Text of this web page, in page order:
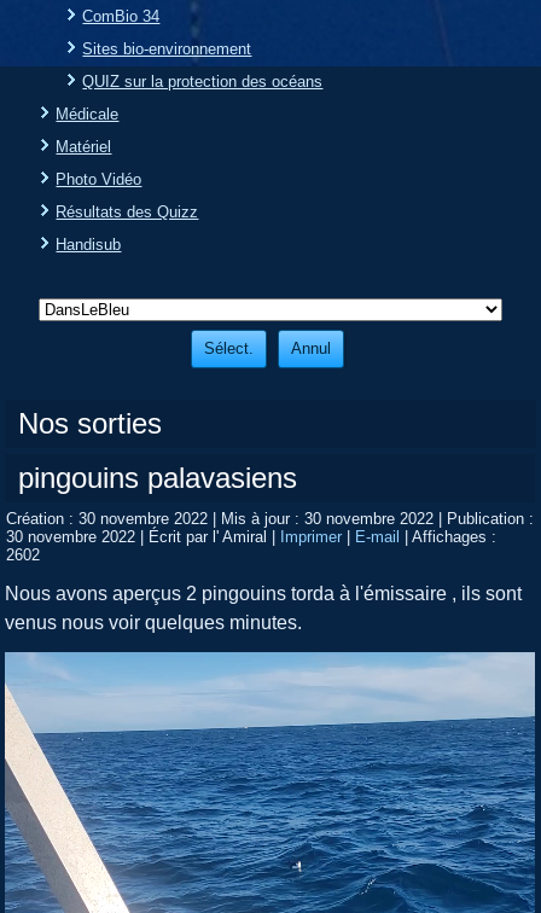
ComBio 34
Sites bio-environnement
QUIZ sur la protection des océans
Médicale
Matériel
Photo Vidéo
Résultats des Quizz
Handisub
Nos sorties
pingouins palavasiens
Création : 30 novembre 2022 | Mis à jour : 30 novembre 2022 | Publication :
30 novembre 2022 | Écrit par l' Amiral | Imprimer | E-mail |Affichages :
2602
Nous avons aperçus 2 pingouins torda à l'émissaire , ils sont
venus nous voir quelques minutes.